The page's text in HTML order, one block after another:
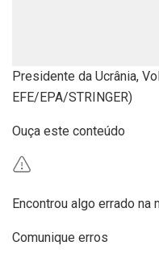
Presidente da Ucrânia,
EFE/EPA/STRINGER)
Ouça este conteúdo
Encontrou algo errado na
Comunique erros